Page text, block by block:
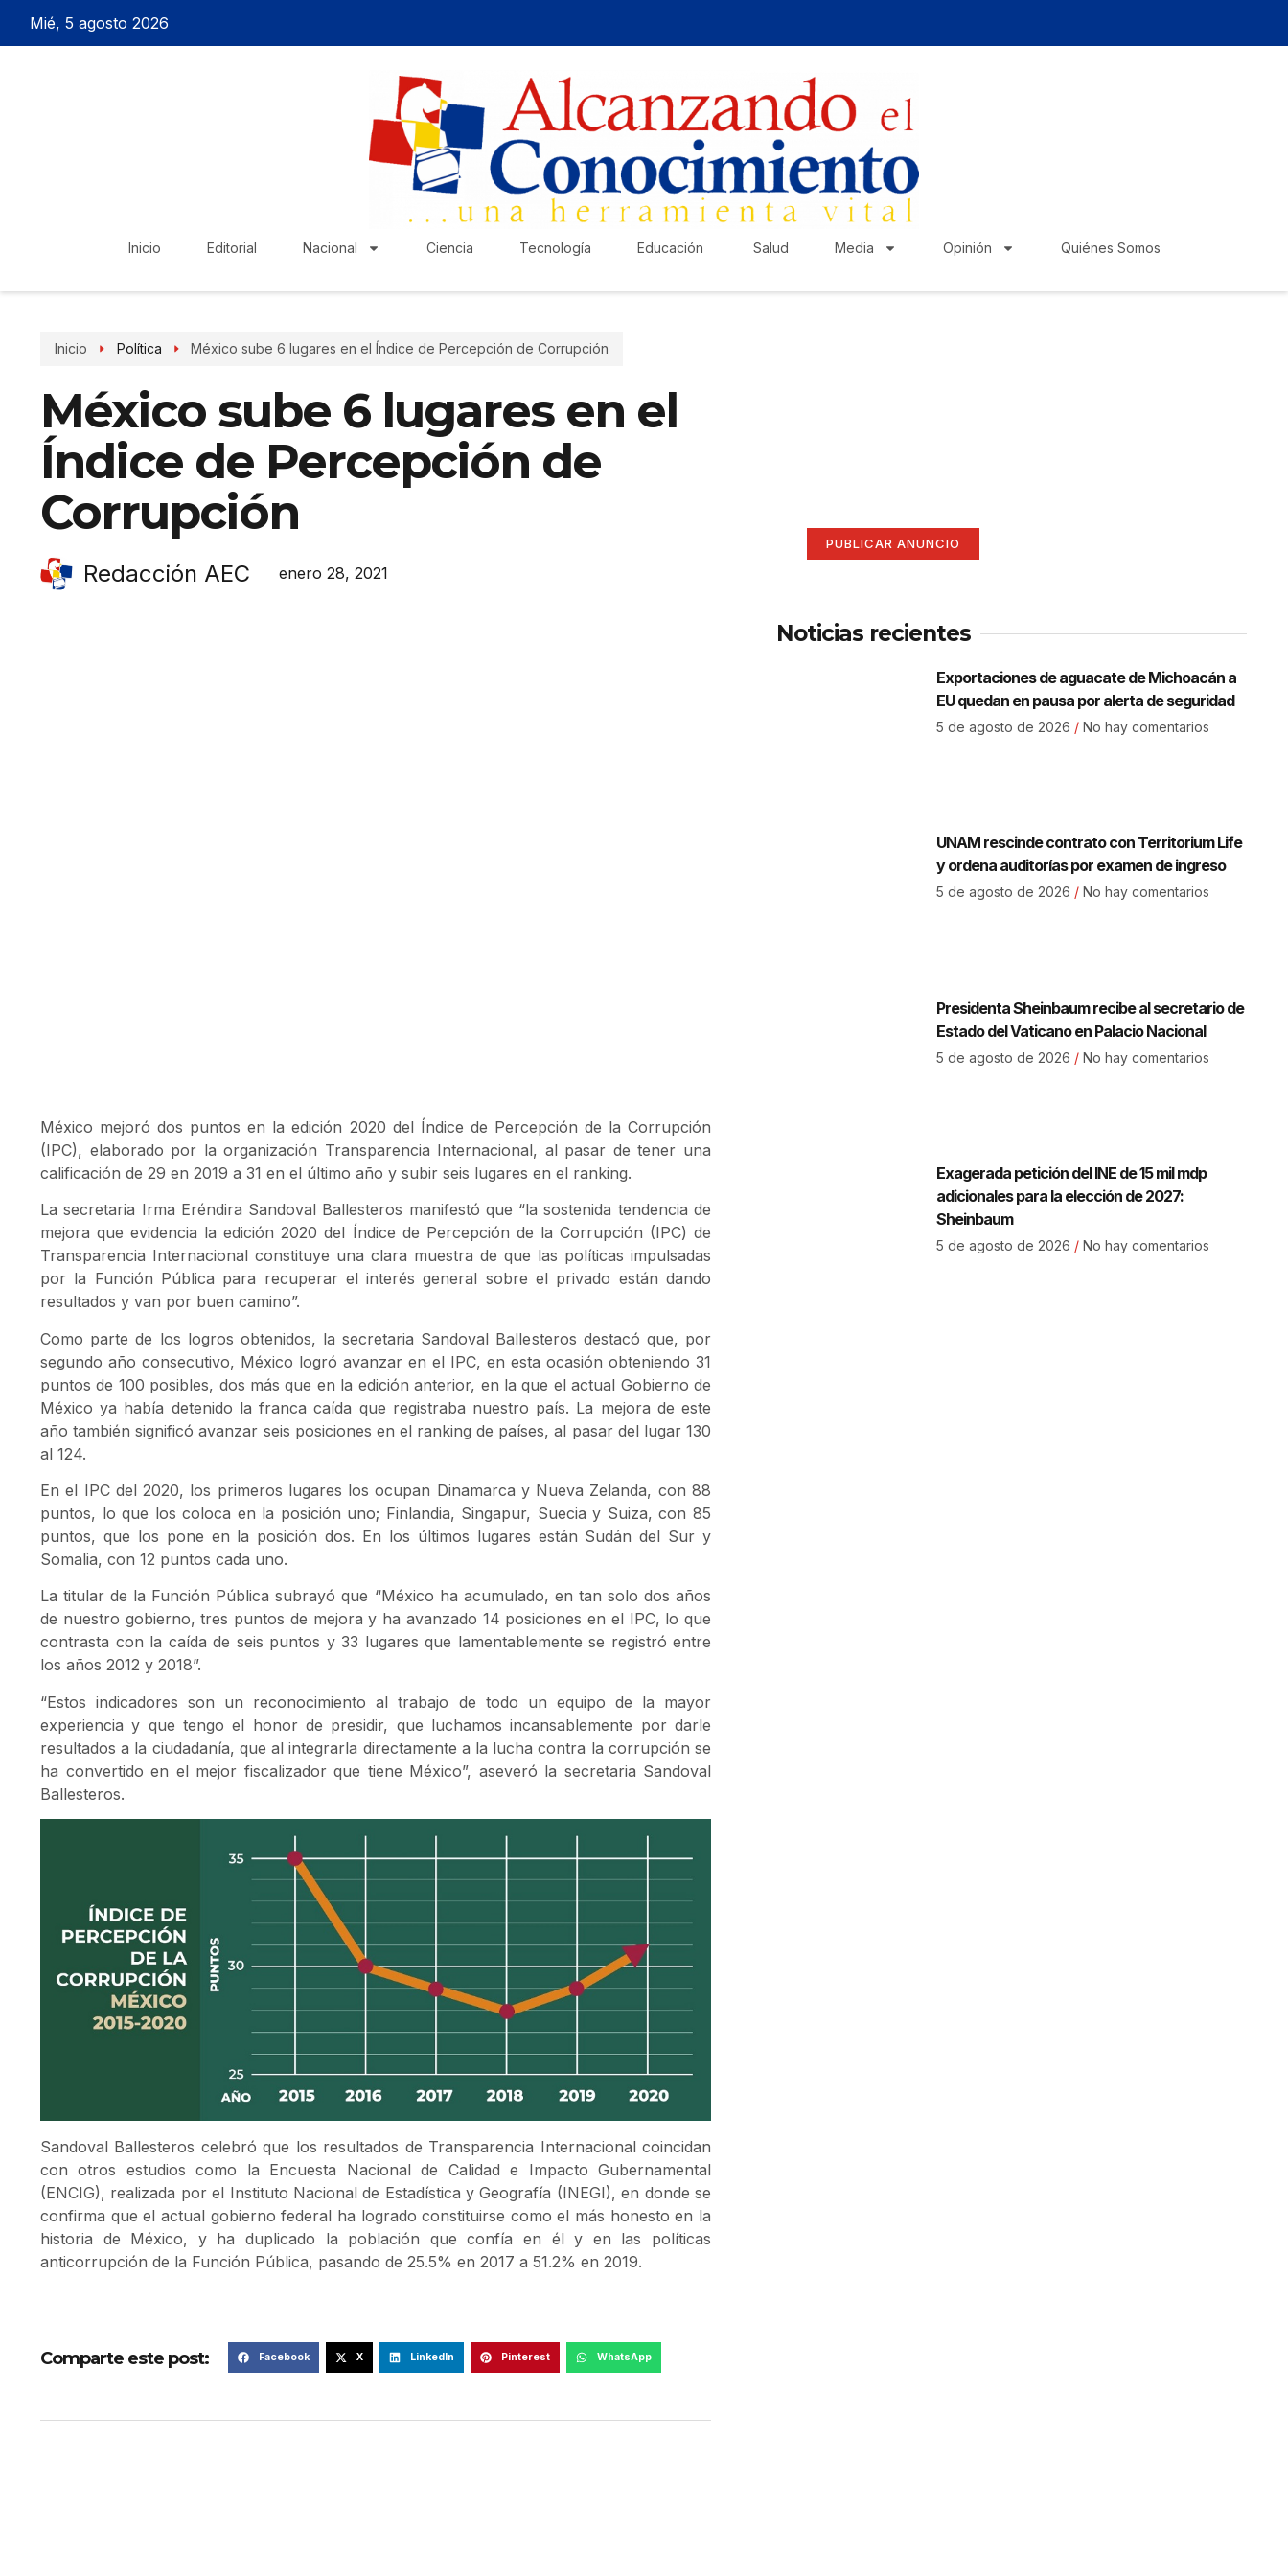
Mié, 5 agosto 2026
Inicio Editorial Nacional Ciencia Tecnología Educación Salud Media Opinión Quiénes Somos
Inicio Política México sube 6 lugares en el Índice de Percepción de Corrupción
México sube 6 lugares en el
Índice de Percepción de
Corrupción
Redacción AEC enero 28, 2021
México mejoró dos puntos en la edición 2020 del Índice de Percepción de la Corrupción
(IPC), elaborado por la organización Transparencia Internacional, al pasar de tener una
calificación de 29 en 2019 a 31 en el último año y subir seis lugares en el ranking.
La secretaria Irma Eréndira Sandoval Ballesteros manifestó que “la sostenida tendencia de
mejora que evidencia la edición 2020 del Índice de Percepción de la Corrupción (IPC) de
Transparencia Internacional constituye una clara muestra de que las políticas impulsadas
por la Función Pública para recuperar el interés general sobre el privado están dando
resultados y van por buen camino”.
Como parte de los logros obtenidos, la secretaria Sandoval Ballesteros destacó que, por
segundo año consecutivo, México logró avanzar en el IPC, en esta ocasión obteniendo 31
puntos de 100 posibles, dos más que en la edición anterior, en la que el actual Gobierno de
México ya había detenido la franca caída que registraba nuestro país. La mejora de este
año también significó avanzar seis posiciones en el ranking de países, al pasar del lugar 130
al 124.
En el IPC del 2020, los primeros lugares los ocupan Dinamarca y Nueva Zelanda, con 88
puntos, lo que los coloca en la posición uno; Finlandia, Singapur, Suecia y Suiza, con 85
puntos, que los pone en la posición dos. En los últimos lugares están Sudán del Sur y
Somalia, con 12 puntos cada uno.
La titular de la Función Pública subrayó que “México ha acumulado, en tan solo dos años
de nuestro gobierno, tres puntos de mejora y ha avanzado 14 posiciones en el IPC, lo que
contrasta con la caída de seis puntos y 33 lugares que lamentablemente se registró entre
los años 2012 y 2018”.
“Estos indicadores son un reconocimiento al trabajo de todo un equipo de la mayor
experiencia y que tengo el honor de presidir, que luchamos incansablemente por darle
resultados a la ciudadanía, que al integrarla directamente a la lucha contra la corrupción se
ha convertido en el mejor fiscalizador que tiene México”, aseveró la secretaria Sandoval
Ballesteros.
Sandoval Ballesteros celebró que los resultados de Transparencia Internacional coincidan
con otros estudios como la Encuesta Nacional de Calidad e Impacto Gubernamental
(ENCIG), realizada por el Instituto Nacional de Estadística y Geografía (INEGI), en donde se
confirma que el actual gobierno federal ha logrado constituirse como el más honesto en la
historia de México, y ha duplicado la población que confía en él y en las políticas
anticorrupción de la Función Pública, pasando de 25.5% en 2017 a 51.2% en 2019.
Comparte este post: Facebook X LinkedIn Pinterest WhatsApp
PUBLICAR ANUNCIO
Noticias recientes
Exportaciones de aguacate de Michoacán a
EU quedan en pausa por alerta de seguridad
5 de agosto de 2026 No hay comentarios
UNAM rescinde contrato con Territorium Life
y ordena auditorías por examen de ingreso
5 de agosto de 2026 No hay comentarios
Presidenta Sheinbaum recibe al secretario de
Estado del Vaticano en Palacio Nacional
5 de agosto de 2026 No hay comentarios
Exagerada petición del INE de 15 mil mdp
adicionales para la elección de 2027:
Sheinbaum
5 de agosto de 2026 No hay comentarios